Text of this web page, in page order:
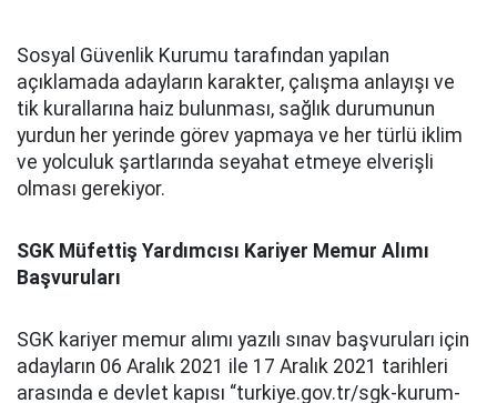
Sosyal Güvenlik Kurumu tarafından yapılan
açıklamada adayların karakter, çalışma anlayışı ve
tik kurallarına haiz bulunması, sağlık durumunun
yurdun her yerinde görev yapmaya ve her türlü iklim
ve yolculuk şartlarında seyahat etmeye elverişli
olması gerekiyor.
SGK Müfettiş Yardımcısı Kariyer Memur Alımı
Başvuruları
SGK kariyer memur alımı yazılı sınav başvuruları için
adayların 06 Aralık 2021 ile 17 Aralık 2021 tarihleri
arasında e devlet kapısı “turkiye.gov.tr/sgk-kurum-